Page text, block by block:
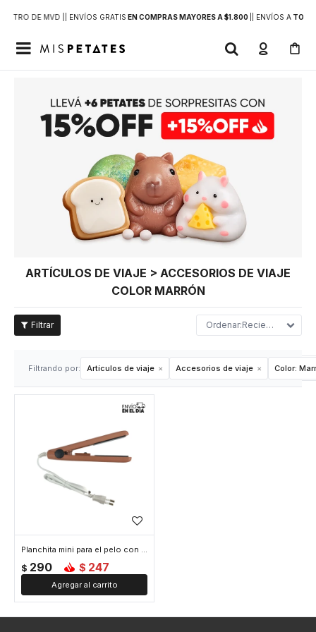
DE MVD | | ENVÍOS GRATIS EN COMPRAS MAYORES A $1.800 | ENVÍOS ATODO

ARTÍCULOS DE VIAJE > ACCESORIOS DE VIAJE
COLOR MARRÓN
Recientes
Filtrando por: Artículos de viaje Accesorios de viaje Color:
Planchita mini para el pelo con estuche - Marrón
$ 290 $ 247